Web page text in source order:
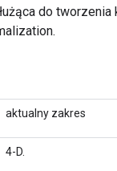
do
aktualny zakres
4-D.